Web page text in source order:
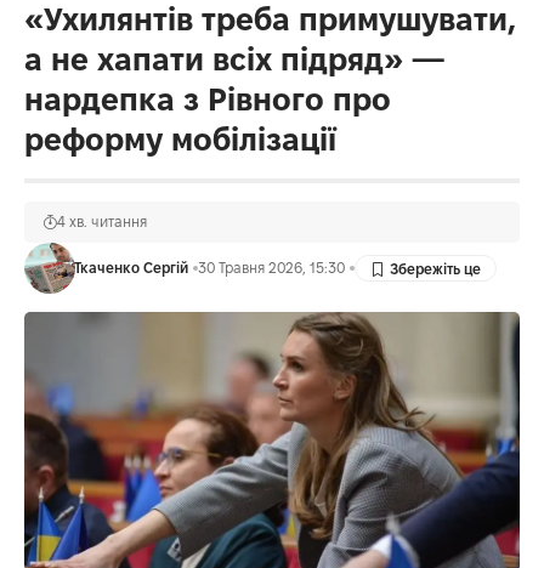
«Ухилянтів треба примушувати,
а не хапати всіх підряд» —
нардепка з Рівного про
реформу мобілізації
Ткаченко Сергій 30 Травня 2026, 15:30
4 хв. читання